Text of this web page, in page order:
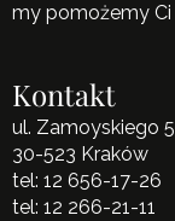
my pomożemy
Kontakt
ul. Zamoyskiego
30-523 Kraków
tel: 12 656-17-26
tel: 12 266-21-11